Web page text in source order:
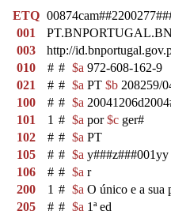
ETQ
001
003
http://
010
# # $a 972-608-162-9
021
# # $a PT $b 208259/
100
# # $a
101
1 # $a por$c ger#
102
# # $a PT
105
# # $a y###z###001yy
106
# # $a r
200
1 # $a O único e a sua
205
# # $a 1ª ed